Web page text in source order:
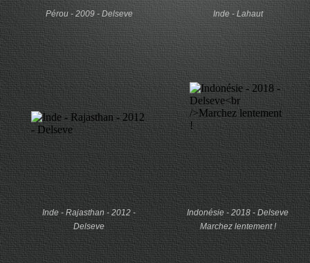
Pérou - 2009 - Delseve Inde - Lahaut
Inde - Rajasthan - 2012 -
Delseve
Indonésie - 2018 - Delseve
Marchez lentement !